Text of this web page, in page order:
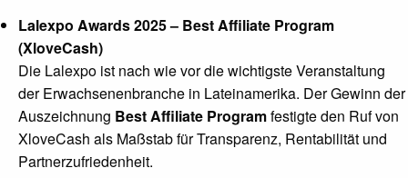
Lalexpo Awards 2025 – Best Affiliate Program
(XloveCash)
Die Lalexpo ist nach wie vor die wichtigste Veranstaltung
der Erwachsenenbranche in Lateinamerika. Der Gewinn der
Auszeichnung Best Affiliate Programfestigte den Ruf von
XloveCash als Maßstab für Transparenz, Rentabilität und
Partnerzufriedenheit.